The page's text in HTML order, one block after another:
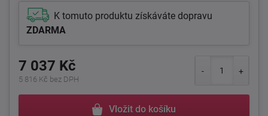
K tomuto produktu získáváte dopravu
ZDARMA
7 037 Kč
5 816 Kč bez DPH
Vložit do košíku